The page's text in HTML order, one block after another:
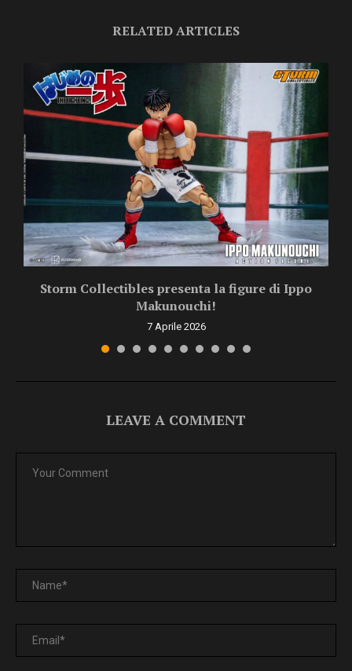
RELATED ARTICLES
Storm Collectibles presenta la figure di Ippo
Makunouchi!
7 Aprile 2026
LEAVE A COMMENT